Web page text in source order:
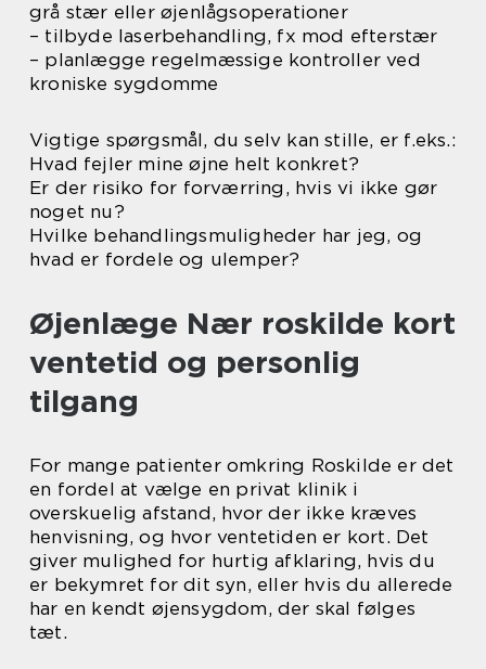
grå stær eller øjenlågsoperationer
– tilbyde laserbehandling, fx mod efterstær
– planlægge regelmæssige kontroller ved
kroniske sygdomme
Vigtige spørgsmål, du selv kan stille, er f.eks.:
Hvad fejler mine øjne helt konkret?
Er der risiko for forværring, hvis vi ikke gør
noget nu?
Hvilke behandlingsmuligheder har jeg, og
hvad er fordele og ulemper?
Øjenlæge Nær roskilde kort
ventetid og personlig
tilgang
For mange patienter omkring Roskilde er det
en fordel at vælge en privat klinik i
overskuelig afstand, hvor der ikke kræves
henvisning, og hvor ventetiden er kort. Det
giver mulighed for hurtig afklaring, hvis du
er bekymret for dit syn, eller hvis du allerede
har en kendt øjensygdom, der skal følges
tæt.